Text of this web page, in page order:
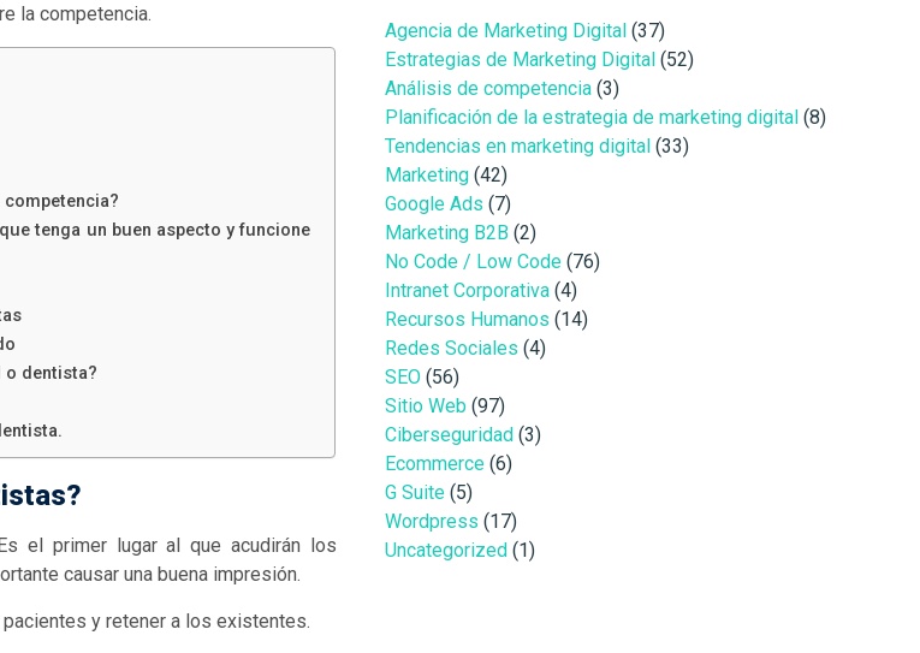
la competencia.
tenga un buen aspecto y funcione
o dentista?
el primer lugar al que acudirán los
causar una buena impresión.
y retener a los existentes.
Agencia de Marketing Digital (37)
Estrategias de Marketing Digital (52)
Análisis de competencia(3)
Planificación de la estrategia de marketing digital (8)
Tendencias en marketing digital (33)
Marketing(42)
Google Ads (7)
Marketing B2B (2)
No Code / Low Code(76)
Intranet Corporativa(4)
Recursos Humanos (14)
Redes Sociales (4)
SEO(56)
Sitio Web (97)
Ciberseguridad (3)
Ecommerce(6)
G Suite(5)
Wordpress (17)
Uncategorized (1)